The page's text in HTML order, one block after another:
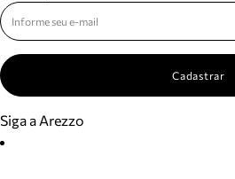
Cadastrar
Siga a Arezzo